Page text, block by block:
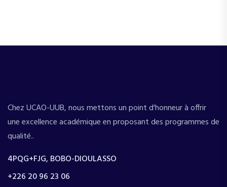
Chez UCAO-UUB, nous mettons un point d'honneur à offrir
une excellence académique en proposant des programmes de
qualité..
4PQG+FJG, BOBO-DIOULASSO
+226 20 96 23 06